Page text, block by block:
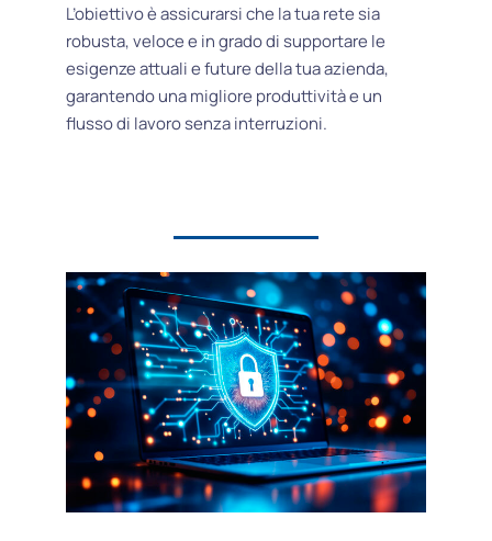
L’obiettivo è assicurarsi che la tua rete sia
robusta, veloce e in grado di supportare le
esigenze attuali e future della tua azienda,
garantendo una migliore produttività e un
flusso di lavoro senza interruzioni.